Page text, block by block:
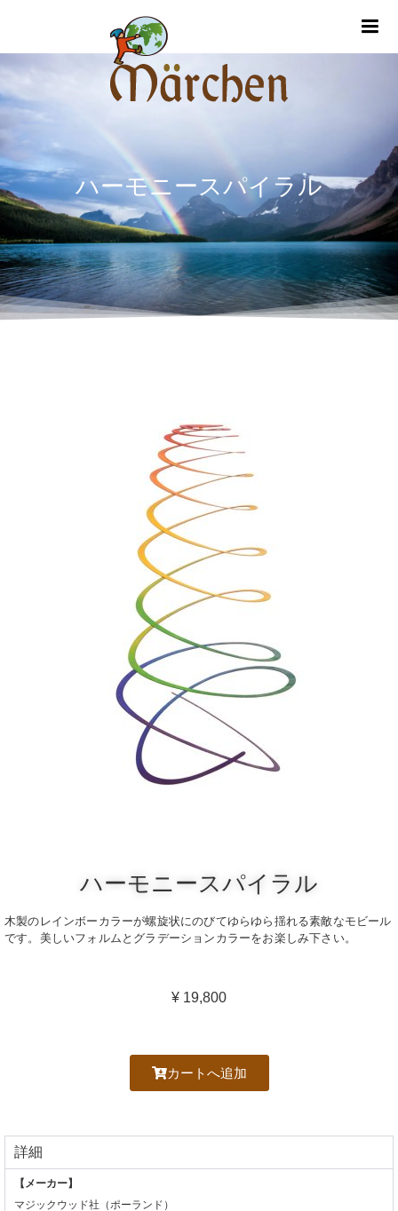
ハーモニースパイラル
ハーモニースパイラル
木製のレインボーカラーが螺旋状にのびてゆらゆら揺れる素敵なモビール
です。美しいフォルムとグラデーションカラーをお楽しみ下さい。
¥ 19,800
カートへ追加
詳細
【メーカー】
マジックウッド社 （ポーランド）